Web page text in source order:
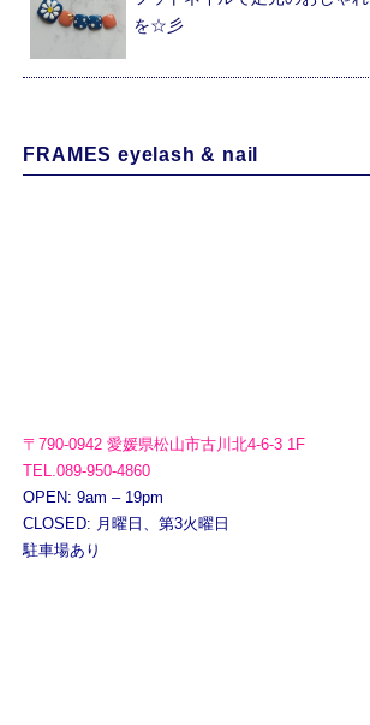
を☆彡
FRAMES eyelash & nail
〒790-0942 愛媛県松山市古川北4-6-3 1F
TEL.089-950-4860
OPEN: 9am – 19pm
CLOSED: 月曜日、第3火曜日
駐車場あり